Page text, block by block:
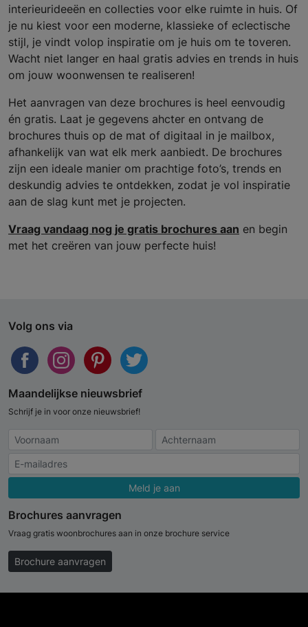
interieurideeën en collecties voor elke ruimte in huis. Of
je nu kiest voor een moderne, klassieke of eclectische
stijl, je vindt volop inspiratie om je huis om te toveren.
Wacht niet langer en haal gratis advies en trends in huis
om jouw woonwensen te realiseren!
Het aanvragen van deze brochures is heel eenvoudig
én gratis. Laat je gegevens ahcter en ontvang de
brochures thuis op de mat of digitaal in je mailbox,
afhankelijk van wat elk merk aanbiedt. De brochures
zijn een ideale manier om prachtige foto’s, trends en
deskundig advies te ontdekken, zodat je vol inspiratie
aan de slag kunt met je projecten.
Vraag vandaag nog je gratis brochures aan en begin
met het creëren van jouw perfecte huis!
Volg ons via
Maandelijkse nieuwsbrief
Schrijf je in voor onze nieuwsbrief!
Meld je aan
Brochures aanvragen
Vraag gratis woonbrochures aan in onze brochure service
Brochure aanvragen